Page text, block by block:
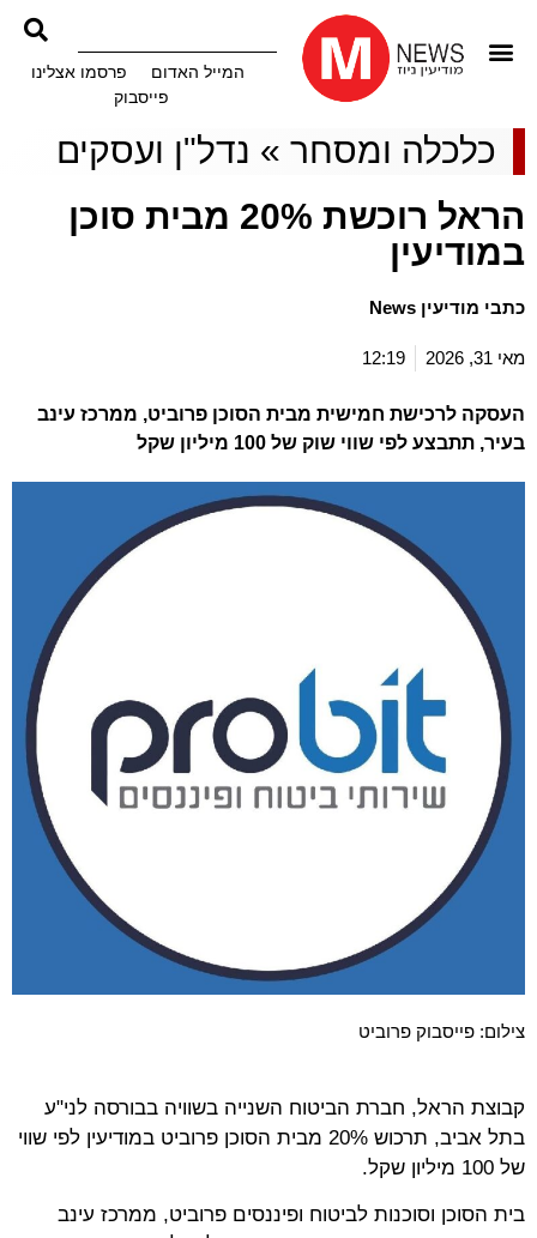
המייל האדום
פרסמו אצלינו
פייסבוק
כלכלה ומסחר» נדל"ן ועסקים
הראל רוכשת 20% מבית סוכן
במודיעין
כתבי מודיעין News
מאי 31, 2026 12:19
העסקה לרכישת חמישית מבית הסוכן פרוביט, ממרכז עינב
בעיר, תתבצע לפי שווי שוק של 100 מיליון שקל
צילום: פייסבוק פרוביט
קבוצת הראל, חברת הביטוח השנייה בשוויה בבורסה לני"ע
בתל אביב, תרכוש 20% מבית הסוכן פרוביט במודיעין לפי שווי
של 100 מיליון שקל.
בית הסוכן וסוכנות לביטוח ופיננסים פרוביט, ממרכז עינב